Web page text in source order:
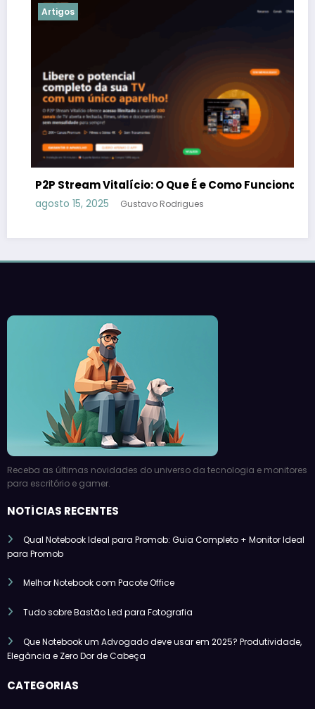
Artigos
O truque com códigos que transforma
qualquer espaço em um jardim encantador
para escritório e gamer.
NOTÍCIAS RECENTES
para Promob
Melhor Notebook com Pacote Office
Tudo sobre Bastão Led para Fotografia
Elegância e Zero Dor de Cabeça